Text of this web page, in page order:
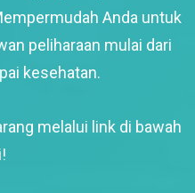
Anda untuk
peliharaan mulai dari
kesehatan.
melalui link di bawah